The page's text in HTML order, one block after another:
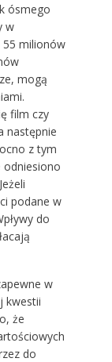
ósmego
w
55 milionów
mogą
film czy
następnie
z tym
odniesiono
podane w
do
w
kwestii
że
do